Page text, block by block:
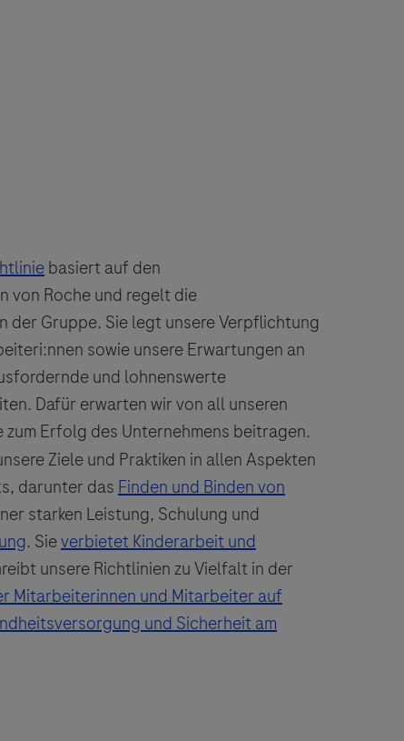
basiert auf den
von Roche und regelt die
der Gruppe. Sie legt unsere Verpflichtung
sowie unsere Erwartungen an
und lohnenswerte
Dafür erwarten wir von all unseren
Erfolg des Unternehmens beitragen.
Ziele und Praktiken in allen Aspekten
darunter das Finden und Binden von
starken Leistung, Schulung und
. Sieverbietet Kinderarbeit und
unsere Richtlinien zu Vielfalt in der
Mitarbeiterinnen und Mitarbeiter auf
und Sicherheit am